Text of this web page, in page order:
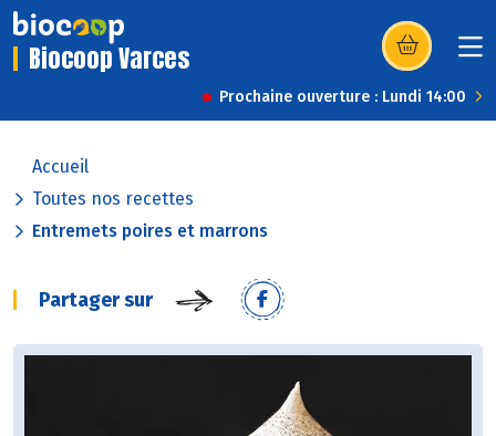
Biocoop Varces (s’ouvre dans
Prochaine ouverture : Lundi 14:00
Accueil
Toutes nos recettes
Entremets poires et marrons
Partager sur